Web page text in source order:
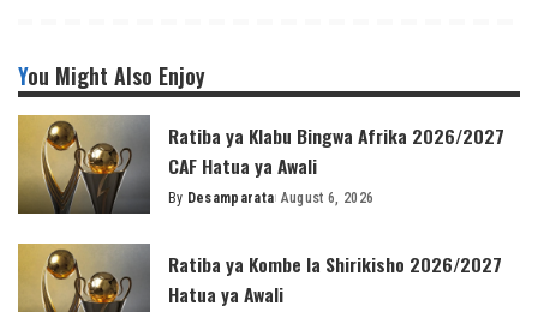
You Might Also Enjoy
Ratiba ya Klabu Bingwa Afrika 2026/2027
CAF Hatua ya Awali
Posted
By Desamparata August 6, 2026
Ratiba ya Kombe la Shirikisho 2026/2027
Hatua ya Awali